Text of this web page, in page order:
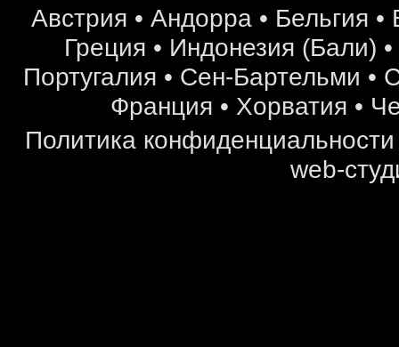
Австрия • Андорра • Бельгия •
Греция • Индонезия (Бали) •
Португалия • Сен-Бартельми •
Франция • Хорватия •
Политика конфиденциальности
web-